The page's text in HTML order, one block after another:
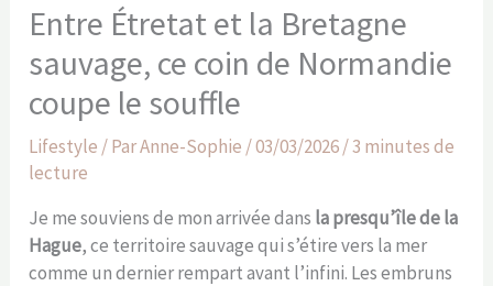
Entre Étretat et la Bretagne
sauvage, ce coin de Normandie
coupe le souffle
Lifestyle / ParAnne-Sophie /03/03/2026/3 minutes de
lecture
Je me souviens de mon arrivée dans la presqu’île de la
Hague, ce territoire sauvage qui s’étire vers la mer
comme un dernier rempart avant l’infini. Les embruns